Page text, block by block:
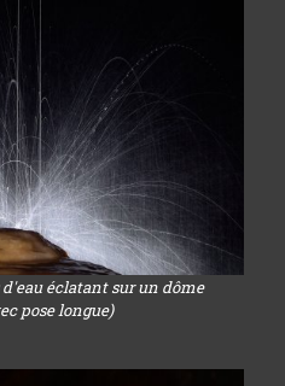
éclatant sur un dôme
pose longue)